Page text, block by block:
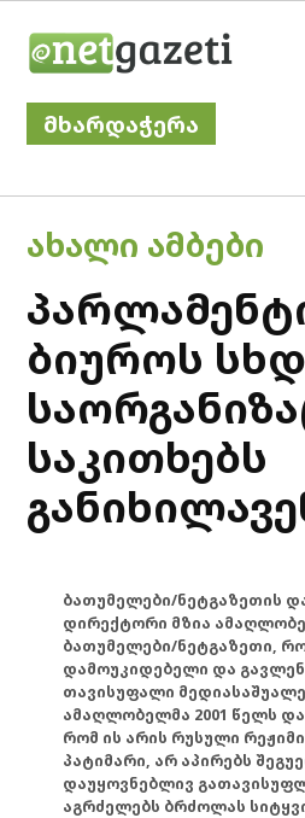
მხარდაჭერა
POSTED
IN
ᲐᲮᲐᲚᲘ ᲐᲛᲑᲔᲑᲘ
ბიუროს
საკითხებს
ბათუმელები/ნეტგაზეთის
დირექტორი მზია
ბათუმელები/ნეტგაზეთი,
დამოუკიდებელი და
თავისუფალი
ამაღლობელმა 2001 წელს
რომ ის არის რუსული
პატიმარი, არ აპირებს
დაუყოვნებლივ
აგრძელებს ბრძოლას